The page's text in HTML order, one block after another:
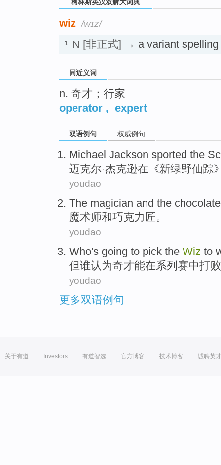
柯林斯英汉双解大词典
wiz /wɪz/
1. N [非正式] → a variant
同近义词
n. 奇才；行家
operator , expert
双语例句 权威例句
Michael Jackson sported the
迈克尔·杰克逊在 《新绿野仙踪
youdao
The magician and the chocolate
魔术师和巧克力 匠。
youdao
Who's going to pick the Wiz to
但谁认为奇才能在系列赛中打
youdao
更多双语例句
关于有道 Investors 有道智选 官方博客 技术博客 诚聘英才